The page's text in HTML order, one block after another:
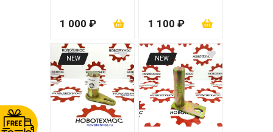
1 000 ₽ 1 100 ₽
NEW NEW